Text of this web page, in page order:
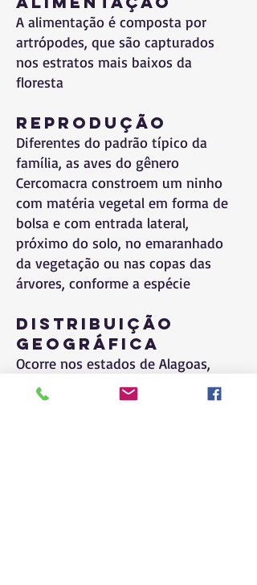
A alimentação é composta por
artrópodes, que são capturados
nos estratos mais baixos da
floresta
Reprodução
Diferentes do padrão típico da
família, as aves do gênero
Cercomacra constroem um ninho
com matéria vegetal em forma de
bolsa e com entrada lateral,
próximo do solo, no emaranhado
da vegetação ou nas copas das
árvores, conforme a espécie
Distribuição
Geográfica
Ocorre nos estados de Alagoas,
Pernambuco e Paraíba, no estrato
médio e subosque de florestas